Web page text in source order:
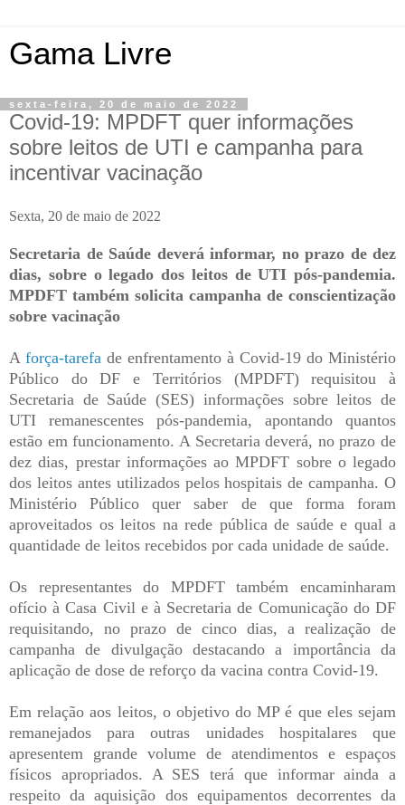
Gama Livre
sexta-feira, 20 de maio de 2022
Covid-19: MPDFT quer informações
sobre leitos de UTI e campanha para
incentivar vacinação
Sexta, 20 de maio de 2022
Secretaria de Saúde deverá informar, no prazo de dez
dias, sobre o legado dos leitos de UTI pós-pandemia.
MPDFT também solicita campanha de conscientização
sobre vacinação
A força-tarefa de enfrentamento à Covid-19 do Ministério
Público do DF e Territórios (MPDFT) requisitou à
Secretaria de Saúde (SES) informações sobre leitos de
UTI remanescentes pós-pandemia, apontando quantos
estão em funcionamento. A Secretaria deverá, no prazo de
dez dias, prestar informações ao MPDFT sobre o legado
dos leitos antes utilizados pelos hospitais de campanha. O
Ministério Público quer saber de que forma foram
aproveitados os leitos na rede pública de saúde e qual a
quantidade de leitos recebidos por cada unidade de saúde.
Os representantes do MPDFT também encaminharam
ofício à Casa Civil e à Secretaria de Comunicação do DF
requisitando, no prazo de cinco dias, a realização de
campanha de divulgação destacando a importância da
aplicação de dose de reforço da vacina contra Covid-19.
Em relação aos leitos, o objetivo do MP é que eles sejam
remanejados para outras unidades hospitalares que
apresentem grande volume de atendimentos e espaços
físicos apropriados. A SES terá que informar ainda a
respeito da aquisição dos equipamentos decorrentes da